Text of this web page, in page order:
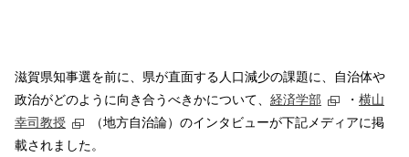
滋賀県知事選を前に、県が直面する人口減少の課題に、自治体や
政治がどのように向き合うべきかについて、 経済学部 ・ 横山
幸司教授
（地方自治論）のインタビューが下記メディアに掲
載されました。